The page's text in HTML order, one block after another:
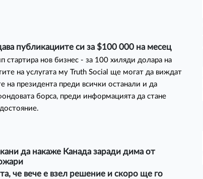
публикациите си за $100 000 на месец
стартира нов бизнес - за 100 хиляди долара на
на услугата му Truth Social ще могат да виждат
на президента преди всички останали и да
борса, преди информацията да стане
да накаже Канада заради дима от
че вече е взел решение и скоро ще го